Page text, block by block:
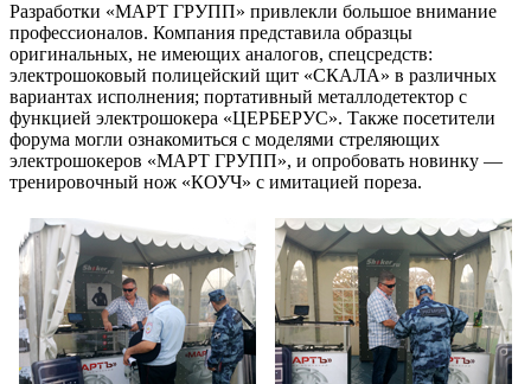
Разработки «МАРТ ГРУПП» привлекли большое внимание
профессионалов. Компания представила образцы
оригинальных, не имеющих аналогов, спецсредств:
электрошоковый полицейский щит «СКАЛА» в различных
вариантах исполнения; портативный металлодетектор с
функцией электрошокера «ЦЕРБЕРУС». Также посетители
форума могли ознакомиться с моделями стреляющих
электрошокеров «МАРТ ГРУПП», и опробовать новинку —
тренировочный нож «КОУЧ» с имитацией пореза.